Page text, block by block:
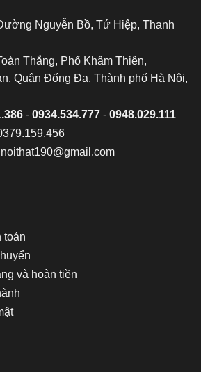
Nguyễn Bồ, Tứ Hiệp, Thanh
Thắng, Phố Khâm Thiên,
Quận Đống Đa, Thành phố Hà Nội,
- 0934.534.777- 0948.029.111
toán
và hoàn tiền